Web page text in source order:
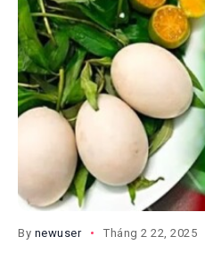
By newuser Tháng 2 22, 2025